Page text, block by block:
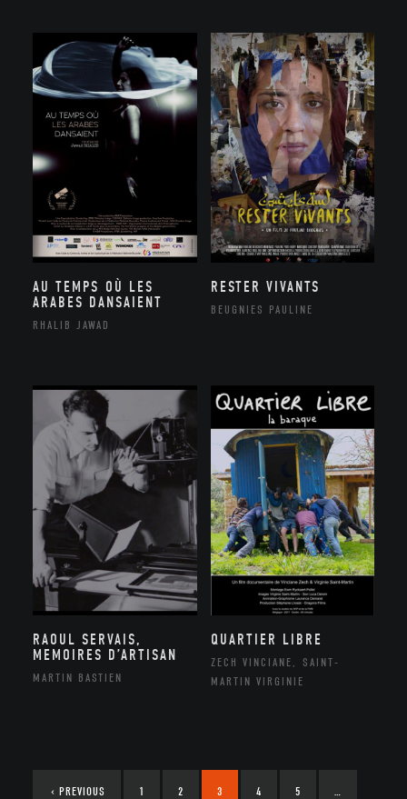
AU TEMPS OÙ LES
ARABES DANSAIENT
RHALIB JAWAD
RESTER VIVANTS
BEUGNIES PAULINE
RAOUL SERVAIS,
MEMOIRES D’ARTISAN
MARTIN BASTIEN
QUARTIER LIBRE
ZECH VINCIANE, SAINT-
MARTIN VIRGINIE
‹ PREVIOUS 1 2 3 4 5 …